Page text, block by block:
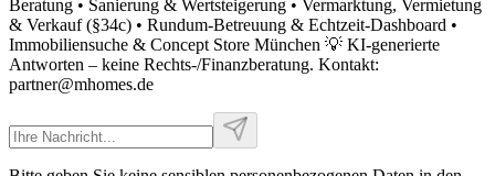
Beratung • Sanierung & Wertsteigerung • Vermarktung, Vermietung
& Verkauf (§34c) • Rundum-Betreuung & Echtzeit-Dashboard •
Immobiliensuche & Concept Store München 💡 KI-generierte
Antworten – keine Rechts-/Finanzberatung. Kontakt:
partner@mhomes.de